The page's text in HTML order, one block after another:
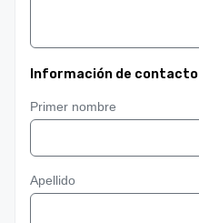
Información de contacto
Primer nombre
Apellido